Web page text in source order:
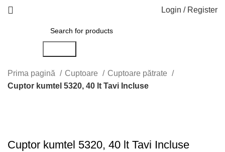
Login / Register
Prima pagină Cuptoare
Cuptoare pătrate
Cuptor kumtel 5320, 40 lt Tavi Incluse
Cuptor kumtel 5320, 40 lt Tavi Incluse